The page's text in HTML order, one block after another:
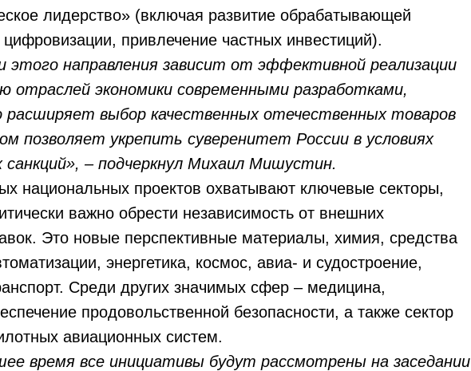
лидерство» (включая развитие обрабатывающей
привлечение частных инвестиций).
этого направления зависит от эффективной реализации
отраслей экономики современными разработками,
расширяет выбор качественных отечественных товаров
позволяет укрепить суверенитет России в условиях
санкций», – подчеркнул Михаил Мишустин.
национальных проектов охватывают ключевые секторы,
важно обрести независимость от внешних
Это новые перспективные материалы, химия, средства
энергетика, космос, авиа- и судостроение,
Среди других значимых сфер – медицина,
продовольственной безопасности, а также сектор
авиационных систем.
время все инициативы будут рассмотрены на заседании